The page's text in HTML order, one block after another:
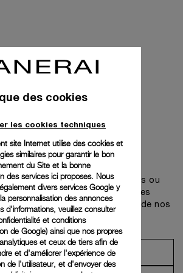
contact
dans l’une de nos boutiques ou
conciergerie pour découvrir les
des conseils ou services de nos
ambassadeurs.
un rendez-vous
des cookies
les cookies techniques
site Internet utilise des cookies et
similaires pour garantir le bon
du Site et la bonne
des services ici proposes. Nous
divers services Google y
personnalisation des annonces
d'informations, veuillez consulter
et conditions
de Google) ainsi que nos propres
et ceux de tiers afin de
et d'améliorer l'expérience de
de l'utilisateur, et d'envoyer des